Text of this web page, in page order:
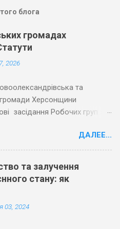
блога
громадах
2026
та
Херсонщини
засідання Робочих груп з
досліджень
громад, які
груп з розробки
планових засідань
до графіку
області в розробці
ДАЛЕЕ...
та залучення
стану: як
03, 2024